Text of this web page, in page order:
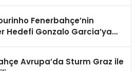
Fenerbahçe’nin
Hedefi Gonzalo Garcia’ya
Avrupa’da Sturm Graz ile